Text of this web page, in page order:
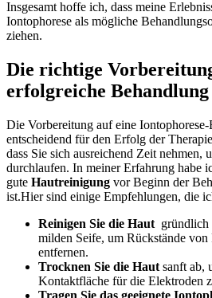
Insgesamt⁢ hoffe ich, dass meine
⁢Iontophorese⁤ als mögliche
⁤ziehen.
Die richtige
erfolgreiche​ Behandlung
Die Vorbereitung auf eine
entscheidend ​für⁤ den Erfolg⁤ der
dass Sie sich ausreichend‌ Zeit ​nehmen,
durchlaufen. ⁢In meiner⁢ Erfahrung habe
‌gute Hautreinigung vor Beginn der
ist.Hier sind‌ einige Empfehlungen, ‍die
Reinigen⁢ Sie die Haut
‌milden⁣ Seife, um ‌Rückstände⁤ von
entfernen.
Trocknen⁤ Sie die Haut sanft ab,
Kontaktfläche für die Elektroden
Tragen Sie ​das geeignete